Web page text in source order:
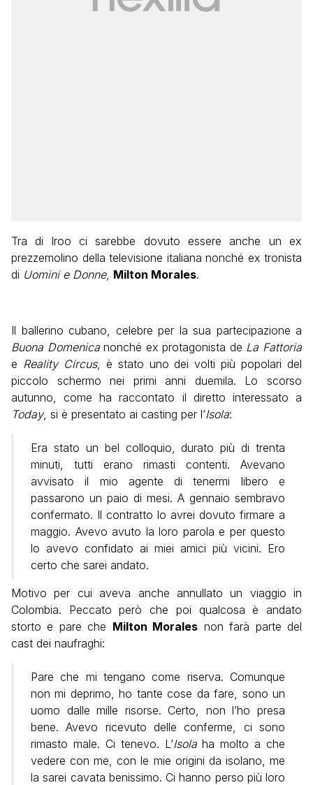
Tra di lroo ci sarebbe dovuto essere anche un ex
prezzemolino della televisione italiana nonché ex tronista
di Uomini e Donne, Milton Morales.
Il ballerino cubano, celebre per la sua partecipazione a
Buona Domenicanonché ex protagonista de La Fattoria
e Reality Circus, è stato uno dei volti più popolari del
piccolo schermo nei primi anni duemila. Lo scorso
autunno, come ha raccontato il diretto interessato a
Today, si è presentato ai casting per l’Isola:
Era stato un bel colloquio, durato più di trenta
minuti, tutti erano rimasti contenti. Avevano
avvisato il mio agente di tenermi libero e
passarono un paio di mesi. A gennaio sembravo
confermato. Il contratto lo avrei dovuto firmare a
maggio. Avevo avuto la loro parola e per questo
lo avevo confidato ai miei amici più vicini. Ero
certo che sarei andato.
Motivo per cui aveva anche annullato un viaggio in
Colombia. Peccato però che poi qualcosa è andato
storto e pare che Milton Morales non farà parte del
cast dei naufraghi:
Pare che mi tengano come riserva. Comunque
non mi deprimo, ho tante cose da fare, sono un
uomo dalle mille risorse. Certo, non l’ho presa
bene. Avevo ricevuto delle conferme, ci sono
rimasto male. Ci tenevo. L’Isolaha molto a che
vedere con me, con le mie origini da isolano, me
la sarei cavata benissimo. Ci hanno perso più loro